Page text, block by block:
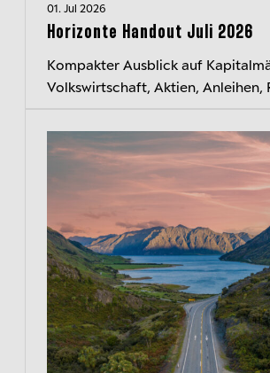
01. Jul 2026
Horizonte Handout Juli 2026
Kompakter Ausblick auf
Volkswirtschaft, Aktien, Anleihen,